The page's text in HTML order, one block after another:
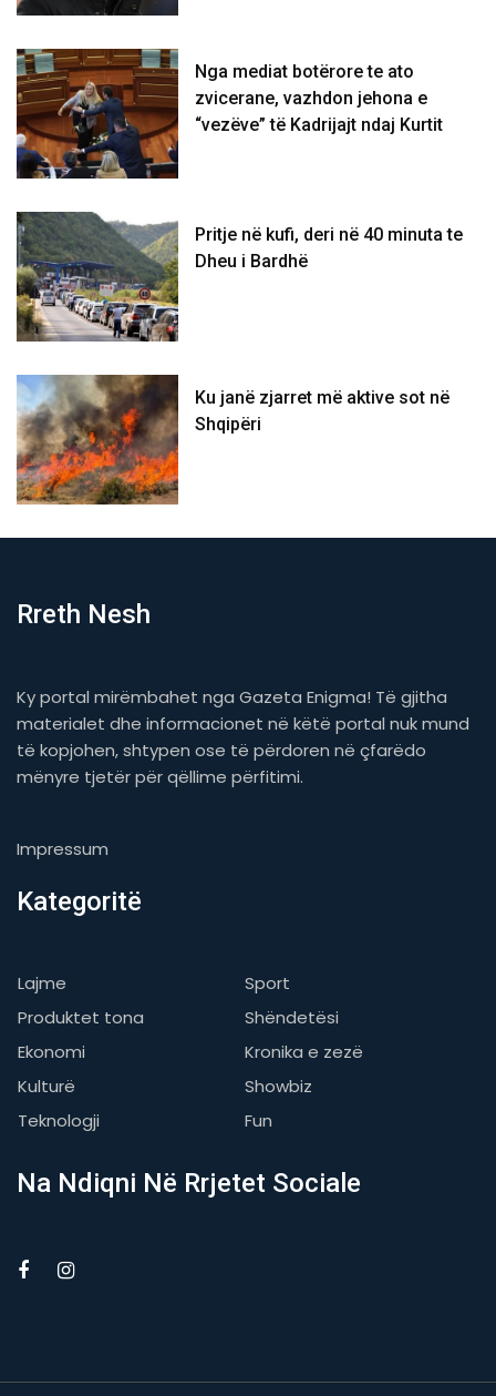
Nga mediat botërore te ato
zvicerane, vazhdon jehona e
“vezëve” të Kadrijajt ndaj Kurtit
Pritje në kufi, deri në 40 minuta te
Dheu i Bardhë
Ku janë zjarret më aktive sot në
Shqipëri
Rreth Nesh
Ky portal mirëmbahet nga Gazeta Enigma! Të gjitha
materialet dhe informacionet në këtë portal nuk mund
të kopjohen, shtypen ose të përdoren në çfarëdo
mënyre tjetër për qëllime përfitimi.
Impressum
Kategoritë
Lajme
Sport
Produktet tona
Shëndetësi
Ekonomi
Kronika e zezë
Kulturë
Showbiz
Teknologji
Fun
Na Ndiqni Në Rrjetet Sociale